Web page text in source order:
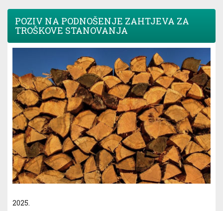
POZIV NA PODNOŠENJE ZAHTJEVA ZA
TROŠKOVE STANOVANJA
2025.